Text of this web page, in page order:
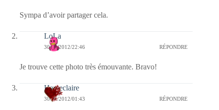
Sympa d’avoir partager cela.
LoLa
30/01/2012/22:46 RÉPONDRE
Je trouve cette photo très émouvante. Bravo!
Hauteclaire
30/01/2012/01:43 RÉPONDRE